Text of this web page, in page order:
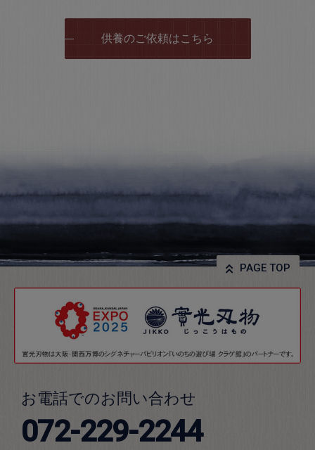
供養のご依頼はこちら
PAGE TOP
お電話でのお問い合わせ
072-229-2244